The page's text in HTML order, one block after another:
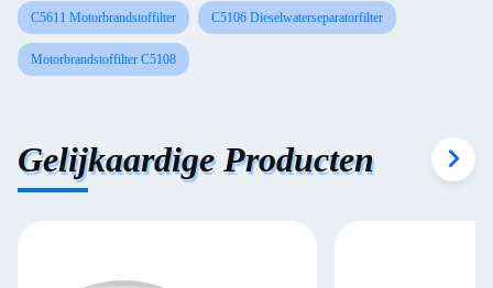
C5611 Motorbrandstoffilter C5106 Dieselwaterseparatorfilter
Motorbrandstoffilter C5108
Gelijkaardige Producten